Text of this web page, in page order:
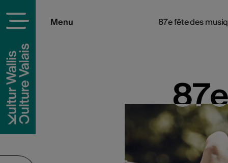
Menu 87e fête des